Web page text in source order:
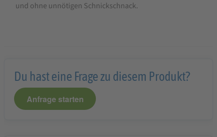
und ohne unnötigen Schnickschnack.
Du hast eine Frage zu diesem Produkt?
Anfrage starten